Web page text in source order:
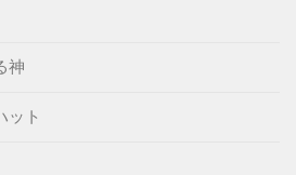
神
ット